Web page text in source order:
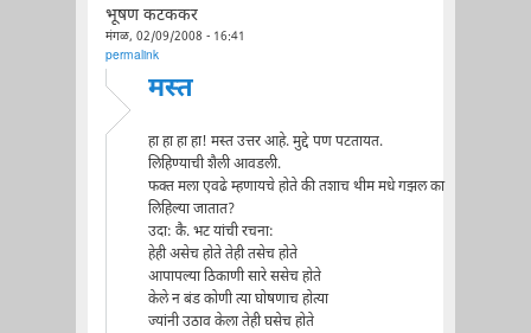
भूषण कटककर
मंगळ, 02/09/2008 - 16:41
permalink
मस्त
हा हा हा हा! मस्त उत्तर आहे. मुद्दे पण पटतायत.
लिहिण्याची शैली आवडली.
फक्त मला एवढे म्हणायचे होते की तशाच थीम मधे गझल का
लिहिल्या जातात?
उदा: कै. भट यांची रचना:
हेही असेच होते तेही तसेच होते
आपापल्या ठिकाणी सारे ससेच होते
केले न बंड कोणी त्या घोषणाच होत्या
ज्यांनी उठाव केला तेही घसेच होते